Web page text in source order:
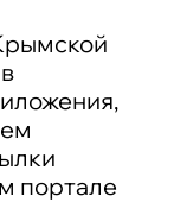
портале